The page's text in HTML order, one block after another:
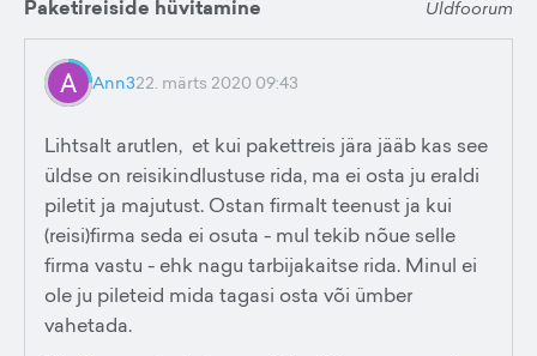
Paketireiside hüvitamine Üldfoorum
Ann322. märts 2020 09:43
Lihtsalt arutlen, et kui pakettreis jära jääb kas see
üldse on reisikindlustuse rida, ma ei osta ju eraldi
piletit ja majutust. Ostan firmalt teenust ja kui
(reisi)firma seda ei osuta - mul tekib nõue selle
firma vastu - ehk nagu tarbijakaitse rida. Minul ei
ole ju pileteid mida tagasi osta või ümber
vahetada.